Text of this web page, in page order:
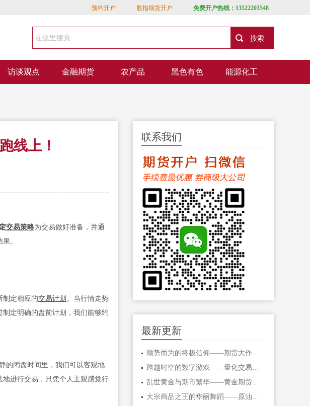
预约开户 股指期货开户 免费开户热线：13522203548
访谈观点 金融期货 农产品 黑色有色 能源化工
线上！
交易策略为交易做好准备，并通
。
定相应的交易计划 。当行情走势
定明确的盘前计划，我们能够约
的闭盘时间里，我们可以客观地
进行交易，只凭个人主观感觉行
联系我们
最新更新
顺势而为的终极信仰——期货大作手的修
跨越时空的数字游戏——量化交易在期货
乱世黄金与期市繁华——黄金期货的避险
大宗商品之王的华丽舞蹈——原油期货的